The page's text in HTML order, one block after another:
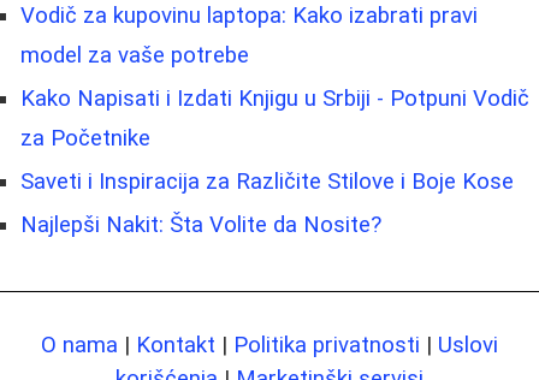
Vodič za kupovinu laptopa: Kako izabrati pravi
model za vaše potrebe
Kako Napisati i Izdati Knjigu u Srbiji - Potpuni Vodič
za Početnike
Saveti i Inspiracija za Različite Stilove i Boje Kose
Najlepši Nakit: Šta Volite da Nosite?
O nama | Kontakt | Politika privatnosti | Uslovi